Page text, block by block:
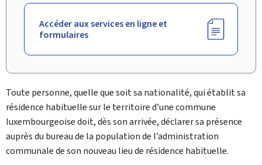
Accéder aux services en ligne et
formulaires
Toute personne, quelle que soit sa nationalité, qui établit sa
résidence habituelle sur le territoire d’une commune
luxembourgeoise doit, dès son arrivée, déclarer sa présence
auprès du bureau de la populationde l’administration
communale de son nouveau lieu de résidence habituelle.